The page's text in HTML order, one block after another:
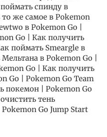
спинду в
же самое в Pokemon
в Pokemon Go |
Go | Как получить
поймать Smeargle в
в Pokemon Go |
Go | Как получить
Go | Pokemon Go Team
покемон | Pokemon Go
тень
Go Jump Start